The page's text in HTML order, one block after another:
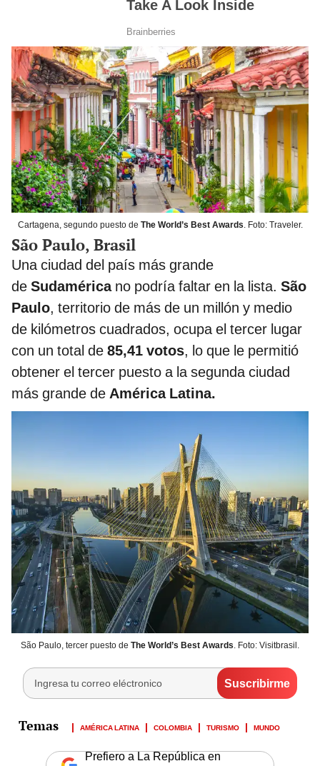
Cartagena, segundo puesto de The World’s Best Awards. Foto: Traveler.
São Paulo, Brasil
Una ciudad del país más grande
de Sudaméricano podría faltar en la lista. São
Paulo, territorio de más de un millón y medio
de kilómetros cuadrados, ocupa el tercer lugar
con un total de 85,41 votos, lo que le permitió
obtener el tercer puesto a la segunda ciudad
más grande de América Latina.
São Paulo, tercer puesto de The World’s Best Awards. Foto: Visitbrasil.
AMÉRICA LATINA COLOMBIA TURISMO MUNDO
Prefiero a La República en